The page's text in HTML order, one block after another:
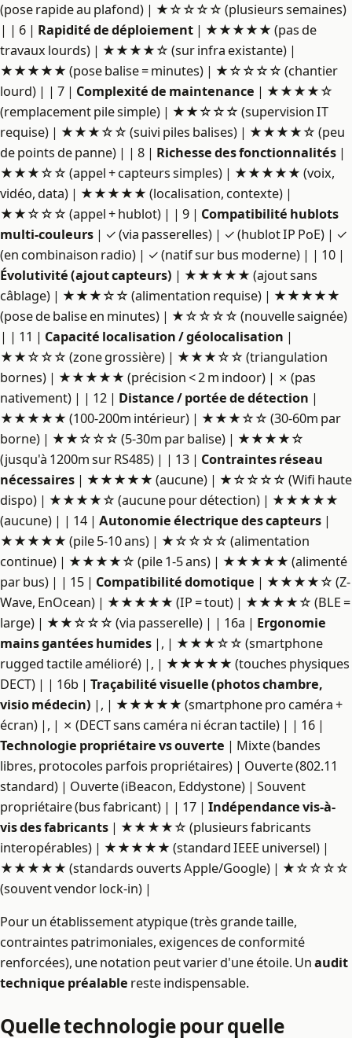
(pose rapide au plafond) | ★☆☆☆☆ (plusieurs semaines)
| | 6 | Rapidité de déploiement | ★★★★★ (pas de
travaux lourds) | ★★★★☆ (sur infra existante) |
★★★★★ (pose balise = minutes) | ★☆☆☆☆ (chantier
lourd) | | 7 | Complexité de maintenance | ★★★★☆
(remplacement pile simple) | ★★☆☆☆ (supervision IT
requise) | ★★★☆☆ (suivi piles balises) | ★★★★☆ (peu
de points de panne) | | 8 | Richesse des fonctionnalités |
★★★☆☆ (appel + capteurs simples) | ★★★★★ (voix,
vidéo, data) | ★★★★★ (localisation, contexte) |
★★☆☆☆ (appel + hublot) | | 9 | Compatibilité hublots
multi-couleurs | ✓ (via passerelles) | ✓ (hublot IP PoE) | ✓
(en combinaison radio) | ✓ (natif sur bus moderne) | | 10 |
Évolutivité (ajout capteurs) | ★★★★★ (ajout sans
câblage) | ★★★☆☆ (alimentation requise) | ★★★★★
(pose de balise en minutes) | ★☆☆☆☆ (nouvelle saignée)
| | 11 | Capacité localisation / géolocalisation |
★★☆☆☆ (zone grossière) | ★★★☆☆ (triangulation
bornes) | ★★★★★ (précision < 2 m indoor) | ✗ (pas
nativement) | | 12 | Distance / portée de détection |
★★★★★ (100-200m intérieur) | ★★★☆☆ (30-60m par
borne) | ★★☆☆☆ (5-30m par balise) | ★★★★☆
(jusqu'à 1200m sur RS485) | | 13 | Contraintes réseau
nécessaires | ★★★★★ (aucune) | ★☆☆☆☆ (Wifi haute
dispo) | ★★★★☆ (aucune pour détection) | ★★★★★
(aucune) | | 14 | Autonomie électrique des capteurs |
★★★★★ (pile 5-10 ans) | ★☆☆☆☆ (alimentation
continue) | ★★★★☆ (pile 1-5 ans) | ★★★★★ (alimenté
par bus) | | 15 | Compatibilité domotique | ★★★★☆ (Z-
Wave, EnOcean) | ★★★★★ (IP = tout) | ★★★★☆ (BLE =
large) | ★★☆☆☆ (via passerelle) | | 16a | Ergonomie
mains gantées humides |, | ★★★☆☆ (smartphone
rugged tactile amélioré) |, | ★★★★★ (touches physiques
DECT) | | 16b | Traçabilité visuelle (photos chambre,
visio médecin) |, | ★★★★★ (smartphone pro caméra +
écran) |, | ✗ (DECT sans caméra ni écran tactile) | | 16 |
Technologie propriétaire vs ouverte | Mixte (bandes
libres, protocoles parfois propriétaires) | Ouverte (802.11
standard) | Ouverte (iBeacon, Eddystone) | Souvent
propriétaire (bus fabricant) | | 17 | Indépendance vis-à-
vis des fabricants | ★★★★☆ (plusieurs fabricants
interopérables) | ★★★★★ (standard IEEE universel) |
★★★★★ (standards ouverts Apple/Google) | ★☆☆☆☆
(souvent vendor lock-in) |
Pour un établissement atypique (très grande taille,
contraintes patrimoniales, exigences de conformité
renforcées), une notation peut varier d'une étoile. Unaudit
technique préalable reste indispensable.
Quelle technologie pour quelle